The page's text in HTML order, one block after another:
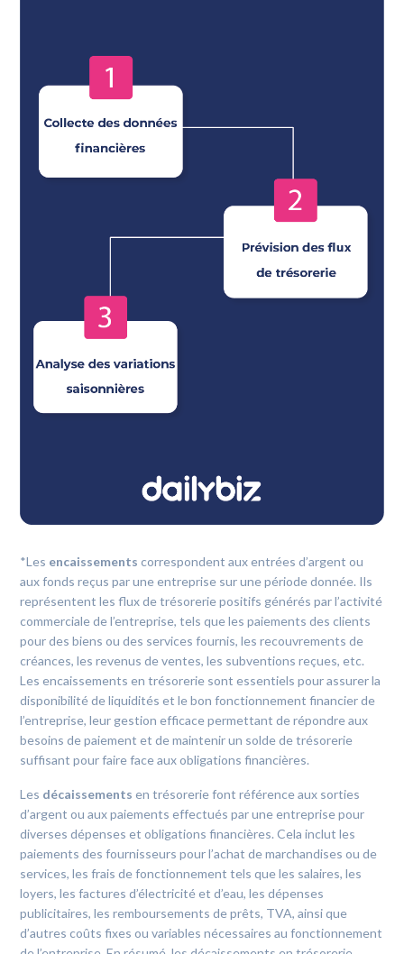
*Les encaissements correspondent aux entrées d’argent ou
aux fonds reçus par une entreprise sur une période donnée. Ils
représentent les flux de trésorerie positifs générés par l’activité
commerciale de l’entreprise, tels que les paiements des clients
pour des biens ou des services fournis, les recouvrements de
créances, les revenus de ventes, les subventions reçues, etc.
Les encaissements en trésorerie sont essentiels pour assurer la
disponibilité de liquidités et le bon fonctionnement financier de
l’entreprise, leur gestion efficace permettant de répondre aux
besoins de paiement et de maintenir un solde de trésorerie
suffisant pour faire face aux obligations financières.
Les décaissements en trésorerie font référence aux sorties
d’argent ou aux paiements effectués par une entreprise pour
diverses dépenses et obligations financières. Cela inclut les
paiements des fournisseurs pour l’achat de marchandises ou de
services, les frais de fonctionnement tels que les salaires, les
loyers, les factures d’électricité et d’eau, les dépenses
publicitaires, les remboursements de prêts, TVA, ainsi que
d’autres coûts fixes ou variables nécessaires au fonctionnement